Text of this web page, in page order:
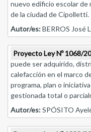
nuevo edificio escolar de
de la ciudad de Cipolletti.
Autor/es:BERROS José
Proyecto Ley Nº 1068/
puede ser adquirido,
calefacción en el marco
programa, plan o
gestionada total o
Autor/es:SPÓSITO